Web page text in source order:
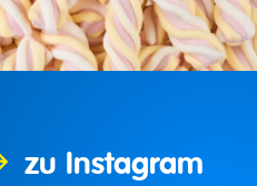
zu Instagram